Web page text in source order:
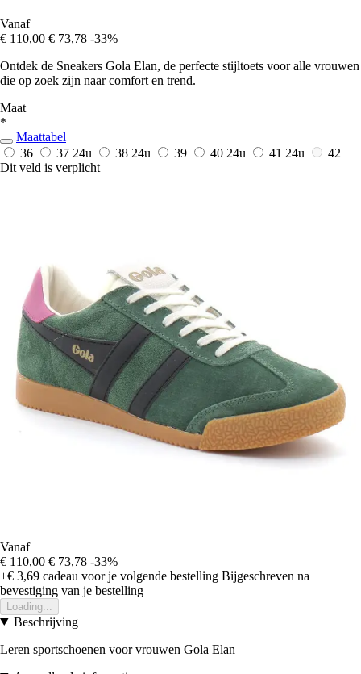
Vanaf
€ 110,00 € 73,78 -33%
Ontdek de Sneakers Gola Elan, de perfecte stijltoets voor alle vrouwen
die op zoek zijn naar comfort en trend.
Maat
*
Maattabel
36
37 24u 38 24u 39 40 24u 41 24u
42
Dit veld is verplicht
Vanaf
€ 110,00 € 73,78 -33%
+€ 3,69 cadeau voor je volgende bestelling Bijgeschreven na
bevestiging van je bestelling
Loading...
Beschrijving
Leren sportschoenen voor vrouwen Gola Elan